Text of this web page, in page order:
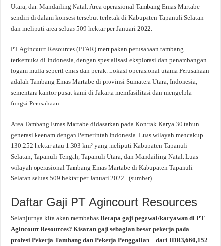
Utara, dan Mandailing Natal. Area operasional Tambang Emas Martabe
sendiri di dalam konsesi tersebut terletak di Kabupaten Tapanuli Selatan
dan meliputi area seluas 509 hektar per Januari 2022.
PT Agincourt Resources (PTAR) merupakan perusahaan tambang
terkemuka di Indonesia, dengan spesialisasi eksplorasi dan penambangan
logam mulia seperti emas dan perak. Lokasi operasional utama Perusahaan
adalah Tambang Emas Martabe di provinsi Sumatera Utara, Indonesia,
sementara kantor pusat kami di Jakarta memfasilitasi dan mengelola
fungsi Perusahaan.
Area Tambang Emas Martabe didasarkan pada Kontrak Karya 30 tahun
generasi keenam dengan Pemerintah Indonesia. Luas wilayah mencakup
130.252 hektar atau 1.303 km² yang meliputi Kabupaten Tapanuli
Selatan, Tapanuli Tengah, Tapanuli Utara, dan Mandailing Natal. Luas
wilayah operasional Tambang Emas Martabe di Kabupaten Tapanuli
Selatan seluas 509 hektar per Januari 2022. (sumber)
Daftar Gaji PT Agincourt Resources
Selanjutnya kita akan membahasBerapa gaji pegawai/karyawan di PT
Agincourt Resources? Kisaran gaji sebagian besar pekerja pada
profesi Pekerja Tambang dan Pekerja Penggalian – dari IDR3,660,152